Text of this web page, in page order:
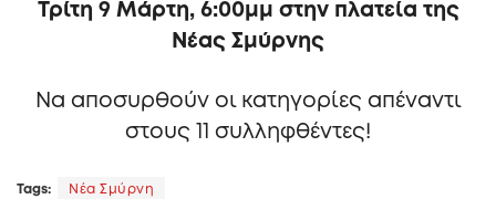
Τρίτη 9 Μάρτη, 6:00μμ στην πλατεία της
Νέας Σμύρνης
Να αποσυρθούν οι κατηγορίες απέναντι
στους 11 συλληφθέντες!
Tags: Νέα Σμύρνη